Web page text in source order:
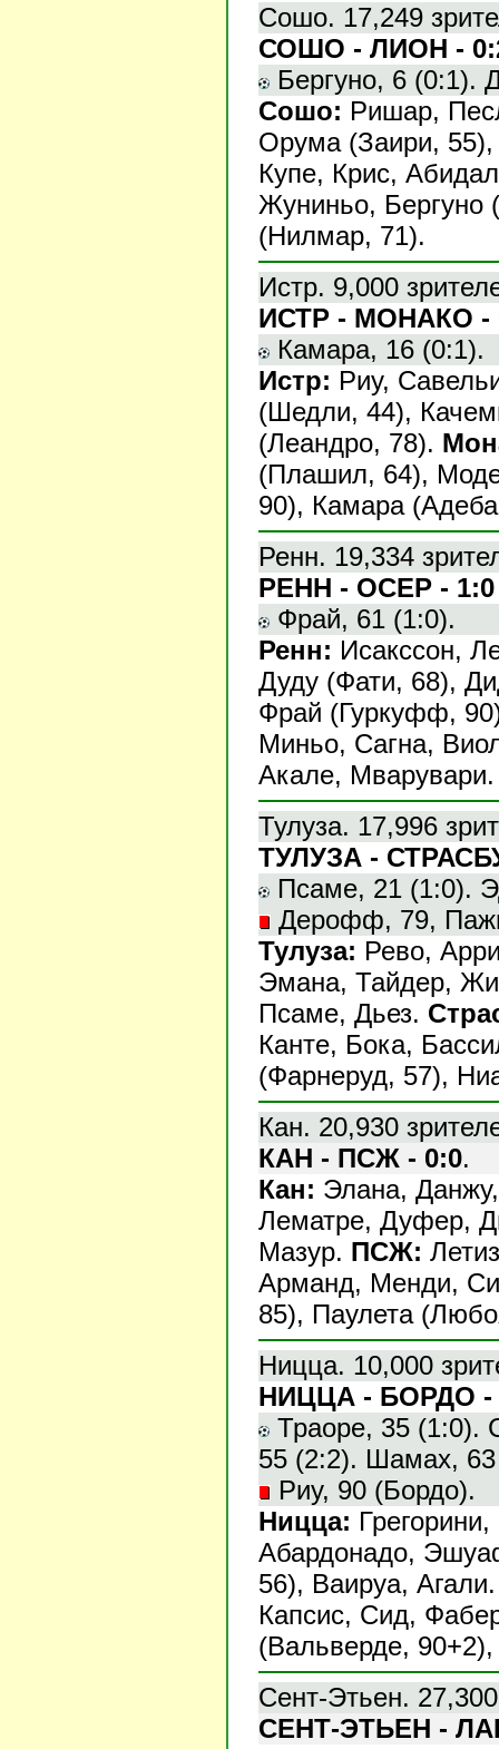
Сошо. 17,249
СОШО - ЛИОН -
Бергуно, 6 (0:1).
Сошо: Ришар,
Орума (Заири,
Купе, Крис,
Жуниньо, Бергуно
(Нилмар, 71).
Истр. 9,000
ИСТР - МОНАКО -
Камара, 16 (0:1).
Истр: Риу,
(Шедли, 44),
(Леандро, 78).
(Плашил, 64),
90), Камара
Ренн. 19,334
РЕНН - ОСЕР - 1:0
Фрай, 61 (1:0).
Ренн: Исакссон,
Дуду (Фати, 68),
Фрай (Гуркуфф,
Миньо, Сагна,
Акале, Мварувари.
Тулуза. 17,996
ТУЛУЗА -
Псаме, 21 (1:0).
Дерофф, 79,
Тулуза: Рево,
Эмана, Тайдер,
Псаме, Дьез.
Канте, Бока,
(Фарнеруд, 57),
Кан. 20,930
КАН - ПСЖ - 0:0.
Кан: Элана,
Лематре, Дуфер,
Мазур. ПСЖ:
Арманд, Менди,
85), Паулета
Ницца. 10,000
НИЦЦА - БОРДО -
Траоре, 35 (1:0).
55 (2:2). Шамах, 63
Риу, 90 (Бордо).
Ницца:
Абардонадо,
56), Ваируа,
Капсис, Сид,
(Вальверде,
Сент-Этьен.
СЕНТ-ЭТЬЕН -